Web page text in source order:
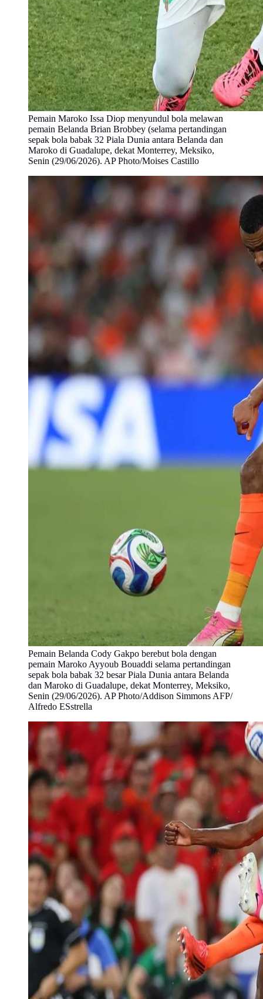
Pemain Maroko Issa Diop menyundul bola melawan
pemain Belanda Brian Brobbey (selama pertandingan
sepak bola babak 32 Piala Dunia antara Belanda dan
Maroko di Guadalupe, dekat Monterrey, Meksiko,
Senin (29/06/2026). AP Photo/Moises Castillo
Pemain Belanda Cody Gakpo berebut bola dengan
pemain Maroko Ayyoub Bouaddi selama pertandingan
sepak bola babak 32 besar Piala Dunia antara Belanda
dan Maroko di Guadalupe, dekat Monterrey, Meksiko,
Senin (29/06/2026). AP Photo/Addison Simmons AFP/
Alfredo ESstrella